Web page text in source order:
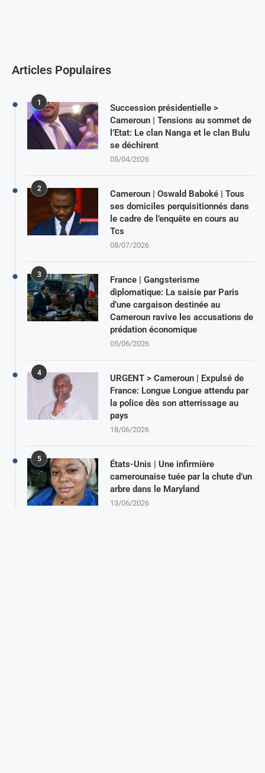
Articles Populaires
1
Succession présidentielle >
Cameroun | Tensions au sommet de
l’Etat: Le clan Nanga et le clan Bulu
se déchirent
05/04/2026
2
Cameroun | Oswald Baboké | Tous
ses domiciles perquisitionnés dans
le cadre de l’enquête en cours au
Tcs
08/07/2026
3
France | Gangsterisme
diplomatique: La saisie par Paris
d’une cargaison destinée au
Cameroun ravive les accusations de
prédation économique
05/06/2026
4
URGENT > Cameroun | Expulsé de
France: Longue Longue attendu par
la police dès son atterrissage au
pays
18/06/2026
5
États-Unis | Une infirmière
camerounaise tuée par la chute d’un
arbre dans le Maryland
13/06/2026